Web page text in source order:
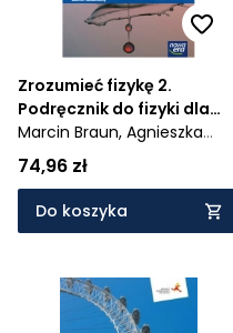
Zrozumieć fizykę 2.
Podręcznik do fizyki dla
liceum
ogólnokształcącego i
technikum. Zakres
rozszerzony - Szkoła
ponadpodstawowa -
Marcin Braun, Agnieszka
Byczuk,
Krzysztof Byczuk
74,96 zł
Do koszyka